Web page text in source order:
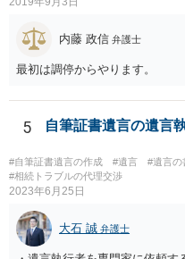
しているとは言え、自分の子と
望。もちろん私もそうできれ
るいは 遺言書などで その意
士に相談してみてください。
内藤 政信 弁護士
最初は調停からやります。
5 自筆証書遺言の遺言
#自筆証書遺言の作成 #遺言 #遺言の
#相続トラブルの代理交渉
2023年6月25日
大石 誠 弁護士